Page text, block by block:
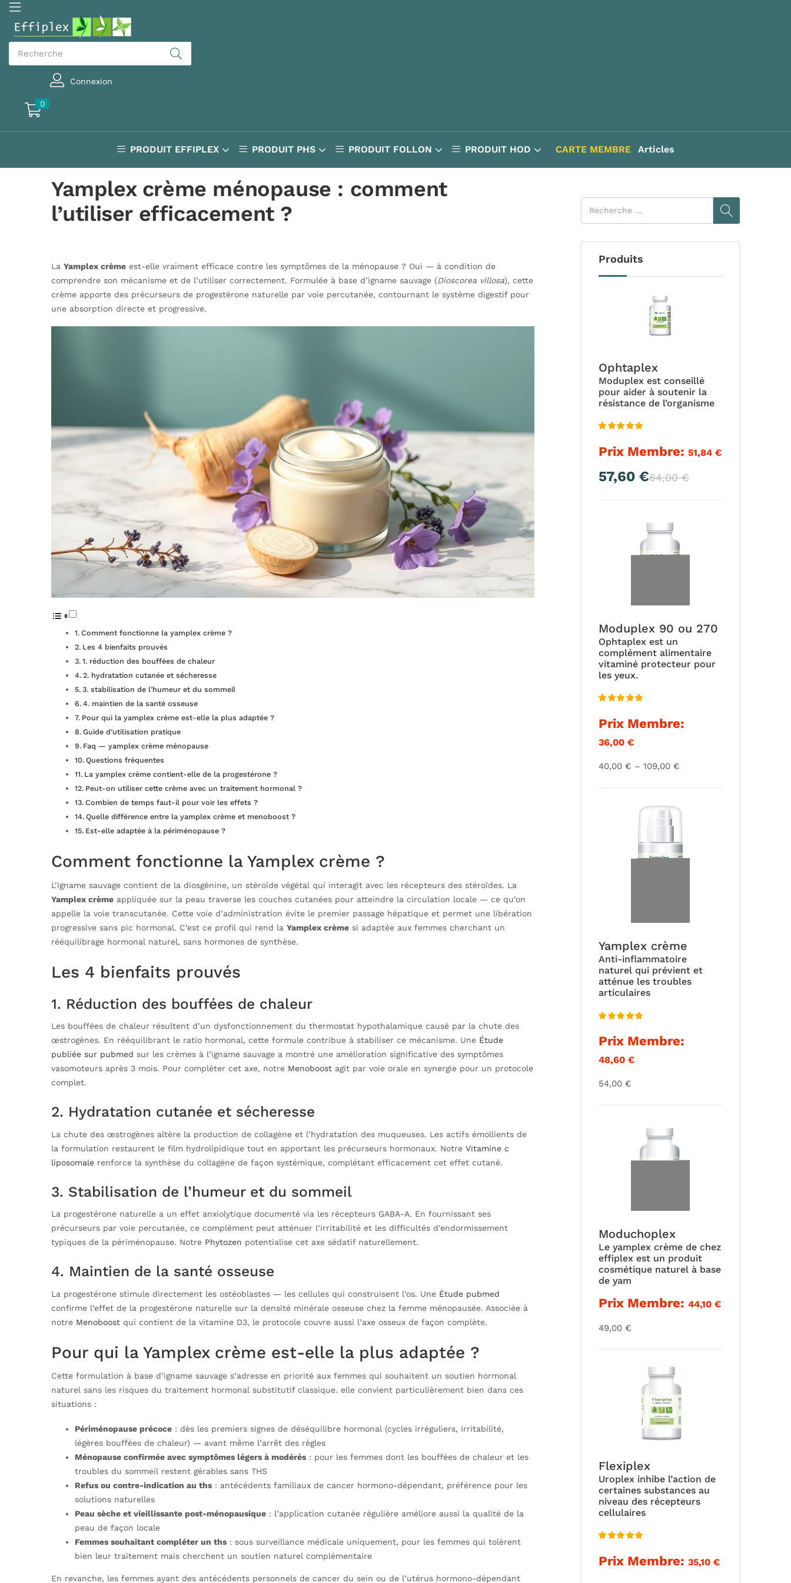
Connexion
0
PRODUIT EFFIPLEX PRODUIT PHS PRODUIT FOLLON PRODUIT HOD CARTE MEMBRE Articles
Produits
Ophtaplex
Moduplex est conseillé
pour aider à soutenir la
résistance de l’organisme
sur 5
Prix Membre: 51,84 €
57,60 €Le
est :
57,60 €.
64,00€Le
Moduplex 90 ou 270
Ophtaplex est un
complément alimentaire
vitaminé protecteur pour
les yeux.
sur 5
Prix Membre:
36,00 €
40,00 € – 109,00 €
40,00 €
à
109,00 €
Yamplex crème
Anti-inflammatoire
naturel qui prévient et
atténue les troubles
articulaires
sur 5
Prix Membre:
48,60 €
54,00 €
Moduchoplex
Le yamplex crème de chez
effiplex est un produit
cosmétique naturel à base
de yam
Prix Membre: 44,10 €
49,00 €
Flexiplex
Uroplex inhibe l’action de
certaines substances au
niveau des récepteurs
cellulaires
sur 5
Prix Membre: 35,10 €
Yamplex crème ménopause : comment
l’utiliser efficacement ?
La Yamplex crème est-elle vraiment efficace contre les symptômes de la ménopause ? Oui — à condition de
comprendre son mécanisme et de l’utiliser correctement. Formulée à base d’igname sauvage (Dioscorea villosa), cette
crème apporte des précurseurs de progestérone naturelle par voie percutanée, contournant le système digestif pour
une absorption directe et progressive.
Comment fonctionne la yamplex crème ?
Les 4 bienfaits prouvés
1. réduction des bouffées de chaleur
2. hydratation cutanée et sécheresse
3. stabilisation de l’humeur et du sommeil
4. maintien de la santé osseuse
Pour qui la yamplex crème est-elle la plus adaptée ?
Guide d’utilisation pratique
Faq — yamplex crème ménopause
Questions fréquentes
La yamplex crème contient-elle de la progestérone ?
Peut-on utiliser cette crème avec un traitement hormonal ?
Combien de temps faut-il pour voir les effets ?
Quelle différence entre la yamplex crème et menoboost ?
Est-elle adaptée à la périménopause ?
Comment fonctionne la Yamplex crème ?
L’igname sauvage contient de la diosgénine, un stéroïde végétal qui interagit avec les récepteurs des stéroïdes. La
Yamplex crème appliquée sur la peau traverse les couches cutanées pour atteindre la circulation locale — ce qu’on
appelle la voie transcutanée. Cette voie d’administration évite le premier passage hépatique et permet une libération
progressive sans pic hormonal. C’est ce profil qui rend la Yamplex crème si adaptée aux femmes cherchant un
rééquilibrage hormonal naturel, sans hormones de synthèse.
Les 4 bienfaits prouvés
1. Réduction des bouffées de chaleur
Les bouffées de chaleur résultent d’un dysfonctionnement du thermostat hypothalamique causé par la chute des
œstrogènes. En rééquilibrant le ratio hormonal, cette formule contribue à stabiliser ce mécanisme. Une Étude
publiée sur pubmed sur les crèmes à l’igname sauvage a montré une amélioration significative des symptômes
vasomoteurs après 3 mois. Pour compléter cet axe, notre Menoboost agit par voie orale en synergie pour un protocole
complet.
2. Hydratation cutanée et sécheresse
La chute des œstrogènes altère la production de collagène et l’hydratation des muqueuses. Les actifs émollients de
la formulation restaurent le film hydrolipidique tout en apportant les précurseurs hormonaux. Notre Vitamine c
liposomale renforce la synthèse du collagène de façon systémique, complétant efficacement cet effet cutané.
3. Stabilisation de l’humeur et du sommeil
La progestérone naturelle a un effet anxiolytique documenté via les récepteurs GABA-A. En fournissant ses
précurseurs par voie percutanée, ce complément peut atténuer l’irritabilité et les difficultés d’endormissement
typiques de la périménopause. Notre Phytozen potentialise cet axe sédatif naturellement.
4. Maintien de la santé osseuse
La progestérone stimule directement les ostéoblastes — les cellules qui construisent l’os. Une Étude pubmed
confirme l’effet de la progestérone naturelle sur la densité minérale osseuse chez la femme ménopausée. Associée à
notre Menoboost qui contient de la vitamine D3, le protocole couvre aussi l’axe osseux de façon complète.
Pour qui la Yamplex crème est-elle la plus adaptée ?
Cette formulation à base d’igname sauvage s’adresse en priorité aux femmes qui souhaitent un soutien hormonal
naturel sans les risques du traitement hormonal substitutif classique. elle convient particulièrement bien dans ces
situations :
Périménopause précoce : dès les premiers signes de déséquilibre hormonal (cycles irréguliers, irritabilité,
légères bouffées de chaleur) — avant même l’arrêt des règles
Ménopause confirmée avec symptômes légers à modérés : pour les femmes dont les bouffées de chaleur et les
troubles du sommeil restent gérables sans THS
Refus ou contre-indication au ths : antécédents familiaux de cancer hormono-dépendant, préférence pour les
solutions naturelles
Peau sèche et vieillissante post-ménopausique : l’application cutanée régulière améliore aussi la qualité de la
peau de façon locale
Femmes souhaitant compléter un ths : sous surveillance médicale uniquement, pour les femmes qui tolèrent
bien leur traitement mais cherchent un soutien naturel complémentaire
En revanche, les femmes ayant des antécédents personnels de cancer du sein ou de l’utérus hormono-dépendant